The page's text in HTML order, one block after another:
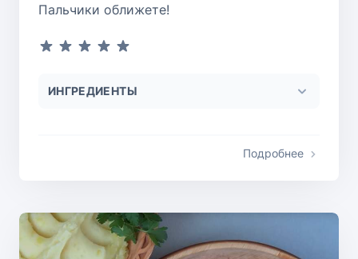
Пальчики оближете!
ИНГРЕДИЕНТЫ
Подробнее